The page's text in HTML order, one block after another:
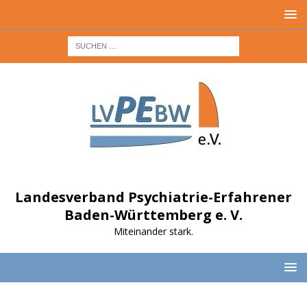
Landesverband Psychiatrie-Erfahrener
Baden-Württemberg e. V.
Miteinander stark.